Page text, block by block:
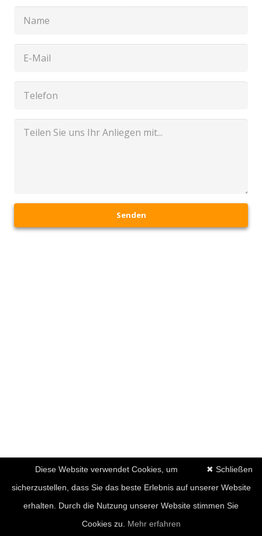
Senden
✖ Schließen
Diese Website verwendet Cookies, um
sicherzustellen, dass Sie das beste Erlebnis auf unserer Website
erhalten. Durch die Nutzung unserer Website stimmen Sie
Cookies zu. Mehr erfahren